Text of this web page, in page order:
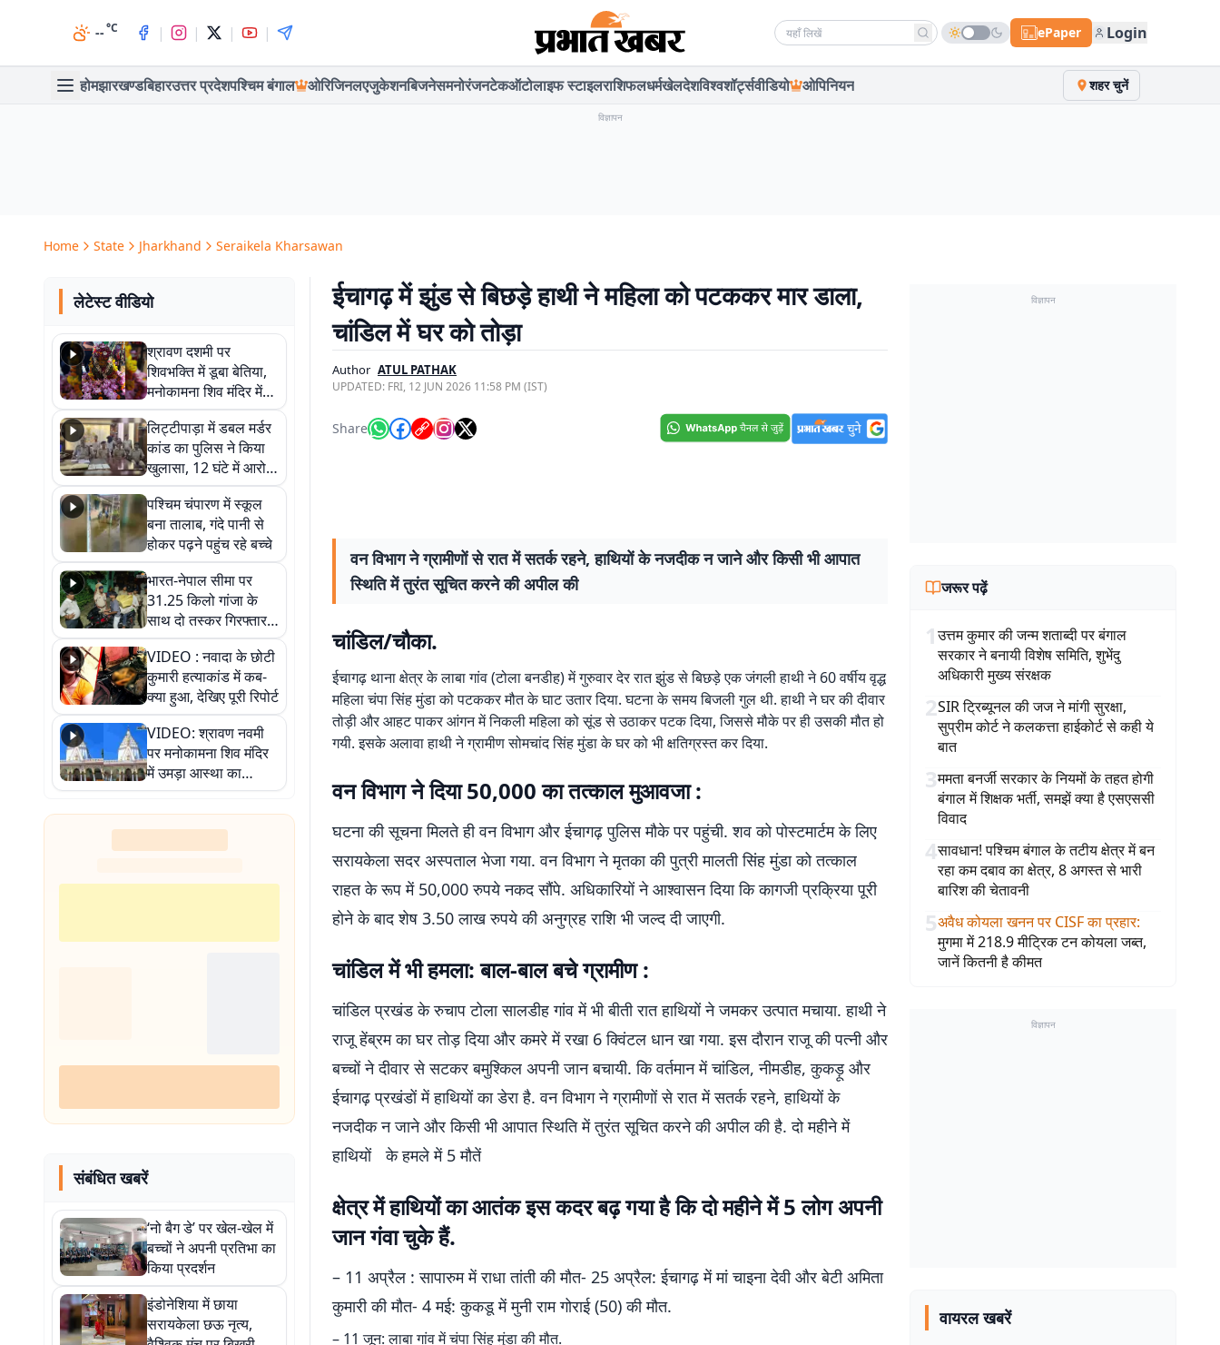
--°C | | | | Search news ePaper Login
होमझारखण्डबिहारउत्तर प्रदेशपश्चिम बंगाल ओरिजिनलएजुकेशनबिजनेसमनोरंजनटेकऑटोलाइफ स्टाइलराशिफलधर्मखेलदेशविश्वशॉर्ट्सवीडियो ओपिनियन शहर चुनें
विज्ञापन
Home State Jharkhand Seraikela Kharsawan
लेटेस्ट वीडियो
श्रावण दशमी पर
शिवभक्ति में डूबा बेतिया,
मनोकामना शिव मंदिर में
हुआ भव्य श्रृंगार
लिट्टीपाड़ा में डबल मर्डर
कांड का पुलिस ने किया
खुलासा, 12 घंटे में आरोपी
गिरफ्तार
पश्चिम चंपारण में स्कूल
बना तालाब, गंदे पानी से
होकर पढ़ने पहुंच रहे बच्चे
भारत-नेपाल सीमा पर
31.25 किलो गांजा के
साथ दो तस्कर गिरफ्तार,
नेपाली नंबर की बाइक
जब्त
VIDEO : नवादा के छोटी
कुमारी हत्याकांड में कब-
क्या हुआ, देखिए पूरी रिपोर्ट
VIDEO: श्रावण नवमी
पर मनोकामना शिव मंदिर
में उमड़ा आस्था का
सैलाब, हर-हर महादेव के
जयघोष से गूंजा परिसर
संबंधित खबरें
‘नो बैग डे’ पर खेल-खेल में
बच्चों ने अपनी प्रतिभा का
किया प्रदर्शन
इंडोनेशिया में छाया
सरायकेला छऊ नृत्य,
ईचागढ़ में झुंड से बिछड़े हाथी ने महिला को पटककर मार डाला,
चांडिल में घर को तोड़ा
Author ATUL PATHAK
UPDATED: FRI, 12 JUN 2026 11:58 PM (IST)
Share
वन विभाग ने ग्रामीणों से रात में सतर्क रहने, हाथियों के नजदीक न जाने और किसी भी आपात
स्थिति में तुरंत सूचित करने की अपील की
चांडिल/चौका.
ईचागढ़ थाना क्षेत्र के लाबा गांव (टोला बनडीह) में गुरुवार देर रात झुंड से बिछड़े एक जंगली हाथी ने 60 वर्षीय वृद्ध
महिला चंपा सिंह मुंडा को पटककर मौत के घाट उतार दिया. घटना के समय बिजली गुल थी. हाथी ने घर की दीवार
तोड़ी और आहट पाकर आंगन में निकली महिला को सूंड से उठाकर पटक दिया, जिससे मौके पर ही उसकी मौत हो
गयी. इसके अलावा हाथी ने ग्रामीण सोमचांद सिंह मुंडा के घर को भी क्षतिग्रस्त कर दिया.
वन विभाग ने दिया 50,000 का तत्काल मुआवजा :
घटना की सूचना मिलते ही वन विभाग और ईचागढ़ पुलिस मौके पर पहुंची. शव को पोस्टमार्टम के लिए
सरायकेला सदर अस्पताल भेजा गया. वन विभाग ने मृतका की पुत्री मालती सिंह मुंडा को तत्काल
राहत के रूप में 50,000 रुपये नकद सौंपे. अधिकारियों ने आश्वासन दिया कि कागजी प्रक्रिया पूरी
होने के बाद शेष 3.50 लाख रुपये की अनुग्रह राशि भी जल्द दी जाएगी.
चांडिल में भी हमला: बाल-बाल बचे ग्रामीण :
चांडिल प्रखंड के रुचाप टोला सालडीह गांव में भी बीती रात हाथियों ने जमकर उत्पात मचाया. हाथी ने
राजू हेंब्रम का घर तोड़ दिया और कमरे में रखा 6 क्विंटल धान खा गया. इस दौरान राजू की पत्नी और
बच्चों ने दीवार से सटकर बमुश्किल अपनी जान बचायी. कि वर्तमान में चांडिल, नीमडीह, कुकड़ू और
ईचागढ़ प्रखंडों में हाथियों का डेरा है. वन विभाग ने ग्रामीणों से रात में सतर्क रहने, हाथियों के
नजदीक न जाने और किसी भी आपात स्थिति में तुरंत सूचित करने की अपील की है. दो महीने में
हाथियों के हमले में 5 मौतें
क्षेत्र में हाथियों का आतंक इस कदर बढ़ गया है कि दो महीने में 5 लोग अपनी
जान गंवा चुके हैं.
– 11 अप्रैल : सापारुम में राधा तांती की मौत- 25 अप्रैल: ईचागढ़ में मां चाइना देवी और बेटी अमिता
कुमारी की मौत- 4 मई: कुकडू में मुनी राम गोराई (50) की मौत.
– 11 जून: लाबा गांव में चंपा सिंह मुंडा की मौत.
विज्ञापन
जरूर पढ़ें
1उत्तम कुमार की जन्म शताब्दी पर बंगाल
सरकार ने बनायी विशेष समिति, शुभेंदु
अधिकारी मुख्य संरक्षक
2SIR ट्रिब्यूनल की जज ने मांगी सुरक्षा,
सुप्रीम कोर्ट ने कलकत्ता हाईकोर्ट से कही ये
बात
3ममता बनर्जी सरकार के नियमों के तहत होगी
बंगाल में शिक्षक भर्ती, समझें क्या है एसएससी
विवाद
4सावधान! पश्चिम बंगाल के तटीय क्षेत्र में बन
रहा कम दबाव का क्षेत्र, 8 अगस्त से भारी
बारिश की चेतावनी
5अवैध कोयला खनन पर CISF का प्रहार:
मुगमा में 218.9 मीट्रिक टन कोयला जब्त,
जानें कितनी है कीमत
विज्ञापन
वायरल खबरें